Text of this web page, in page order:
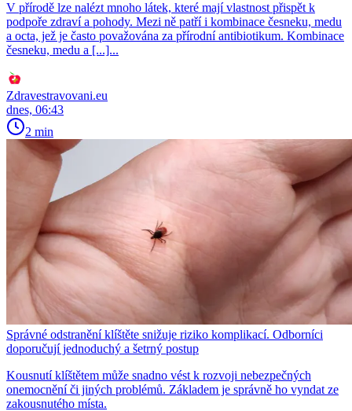
V přírodě lze nalézt mnoho látek, které mají vlastnost přispět k
podpoře zdraví a pohody. Mezi ně patří i kombinace česneku, medu
a octa, jež je často považována za přírodní antibiotikum. Kombinace
česneku, medu a [...]...
Zdravestravovani.eu
dnes, 06:43
2 min
Správné odstranění klíštěte snižuje riziko komplikací. Odborníci
doporučují jednoduchý a šetrný postup
Kousnutí klíštětem může snadno vést k rozvoji nebezpečných
onemocnění či jiných problémů. Základem je správně ho vyndat ze
zakousnutého místa.